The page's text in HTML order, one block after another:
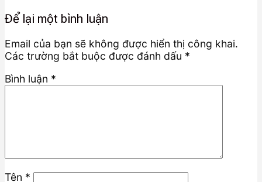
Để lại một bình luận
Email của bạn sẽ không được hiển thị công khai.
Các trường bắt buộc được đánh dấu *
Bình luận *
Tên *